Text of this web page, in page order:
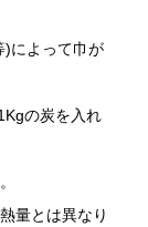
)によって巾が
の炭を入れ
量とは異なり